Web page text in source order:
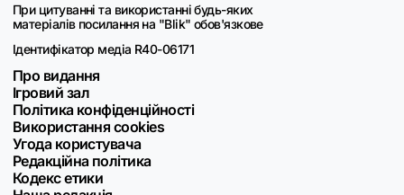
При цитуванні та використанні будь-яких
матеріалів посилання на "Blik" обов'язкове
Ідентифікатор медіа R40-06171
Про видання
Ігровий зал
Політика конфіденційності
Використання cookies
Угода користувача
Редакційна політика
Кодекс етики